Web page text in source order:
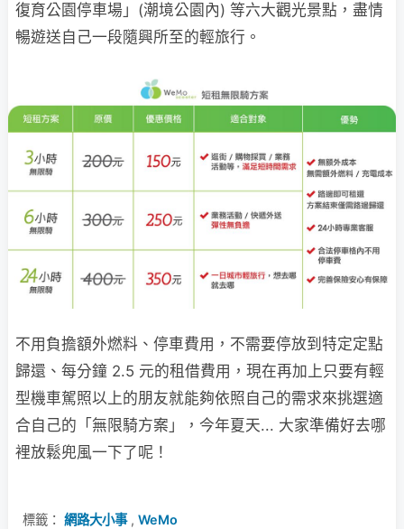
復育公園停車場」(潮境公園內) 等六大觀光景點，盡情
暢遊送自己一段隨興所至的輕旅行。
不用負擔額外燃料、停車費用，不需要停放到特定定點
歸還、每分鐘 2.5 元的租借費用，現在再加上只要有輕
型機車駕照以上的朋友就能夠依照自己的需求來挑選適
合自己的「無限騎方案」，今年夏天... 大家準備好去哪
裡放鬆兜風一下了呢！
標籤： 網路大小事, WeMo